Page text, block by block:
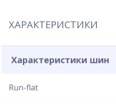
ХАРАКТЕРИСТИКИ
Характеристики шин
Run-flat